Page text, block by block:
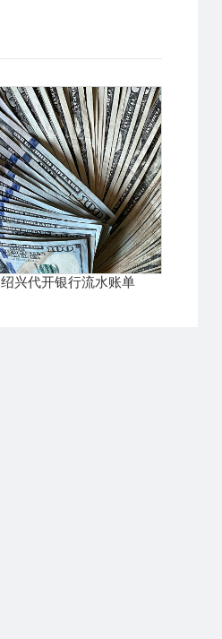
绍兴代开银行流水账单